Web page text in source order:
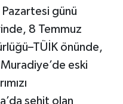
günü
8 Temmuz
önünde,
eski
şehit olan